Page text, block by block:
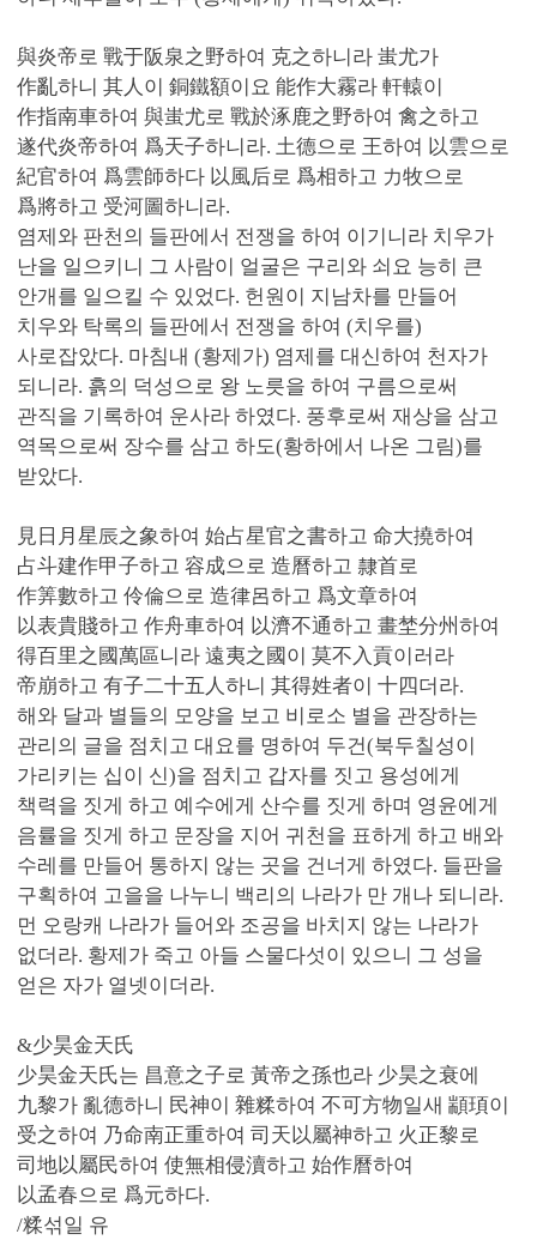
與炎帝로 戰于阪泉之野하여 克之하니라 蚩尤가
作亂하니 其人이 銅鐵額이요 能作大霧라 軒轅이
作指南車하여 與蚩尤로 戰於涿鹿之野하여 禽之하고
遂代炎帝하여 爲天子하니라. 土德으로 王하여 以雲으로
紀官하여 爲雲師하다 以風后로 爲相하고 力牧으로
爲將하고 受河圖하니라.
염제와 판천의 들판에서 전쟁을 하여 이기니라 치우가
난을 일으키니 그 사람이 얼굴은 구리와 쇠요 능히 큰
안개를 일으킬 수 있었다. 헌원이 지남차를 만들어
치우와 탁록의 들판에서 전쟁을 하여 (치우를)
사로잡았다. 마침내 (황제가) 염제를 대신하여 천자가
되니라. 흙의 덕성으로 왕 노릇을 하여 구름으로써
관직을 기록하여 운사라 하였다. 풍후로써 재상을 삼고
역목으로써 장수를 삼고 하도(황하에서 나온 그림)를
받았다.
見日月星辰之象하여 始占星官之書하고 命大撓하여
占斗建作甲子하고 容成으로 造曆하고 隸首로
作筭數하고 伶倫으로 造律呂하고 爲文章하여
以表貴賤하고 作舟車하여 以濟不通하고 畫埜分州하여
得百里之國萬區니라 遠夷之國이 莫不入貢이러라
帝崩하고 有子二十五人하니 其得姓者이 十四더라.
해와 달과 별들의 모양을 보고 비로소 별을 관장하는
관리의 글을 점치고 대요를 명하여 두건(북두칠성이
가리키는 십이 신)을 점치고 갑자를 짓고 용성에게
책력을 짓게 하고 예수에게 산수를 짓게 하며 영윤에게
음률을 짓게 하고 문장을 지어 귀천을 표하게 하고 배와
수레를 만들어 통하지 않는 곳을 건너게 하였다. 들판을
구획하여 고을을 나누니 백리의 나라가 만 개나 되니라.
먼 오랑캐 나라가 들어와 조공을 바치지 않는 나라가
없더라. 황제가 죽고 아들 스물다섯이 있으니 그 성을
얻은 자가 열넷이더라.
&少昊金天氏
少昊金天氏는 昌意之子로 黃帝之孫也라 少昊之衰에
九黎가 亂德하니 民神이 雜糅하여 不可方物일새 顓頊이
受之하여 乃命南正重하여 司天以屬神하고 火正黎로
司地以屬民하여 使無相侵瀆하고 始作曆하여
以孟春으로 爲元하다.
/糅섞일 유